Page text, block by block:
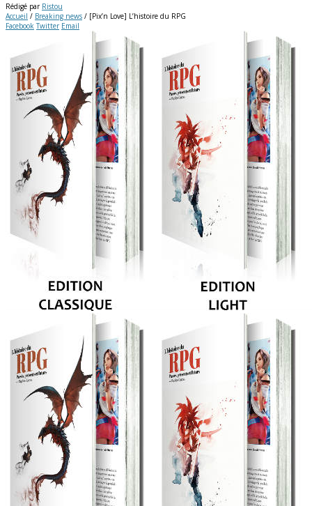
Rédigé par Ristou
Accueil / Breaking news / [Pix’n Love] L’histoire du RPG
Facebook Twitter Email